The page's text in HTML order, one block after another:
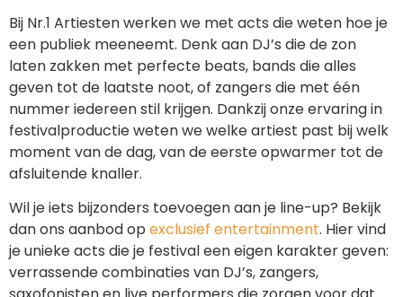
Bij Nr.1 Artiesten werken we met acts die weten hoe je
een publiek meeneemt. Denk aan DJ’s die de zon
laten zakken met perfecte beats, bands die alles
geven tot de laatste noot, of zangers die met één
nummer iedereen stil krijgen. Dankzij onze ervaring in
festivalproductie weten we welke artiest past bij welk
moment van de dag, van de eerste opwarmer tot de
afsluitende knaller.
Wil je iets bijzonders toevoegen aan je line-up? Bekijk
dan ons aanbod op exclusief entertainment. Hier vind
je unieke acts die je festival een eigen karakter geven:
verrassende combinaties van DJ’s, zangers,